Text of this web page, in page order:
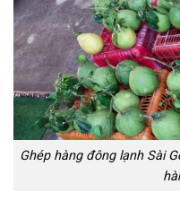
Ghép hàng đông lạnh Sài